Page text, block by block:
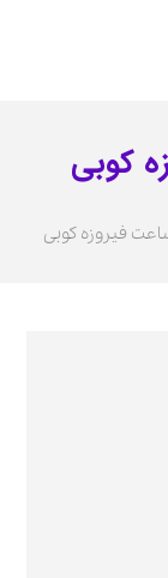
کوبی
فیروزه کوبی